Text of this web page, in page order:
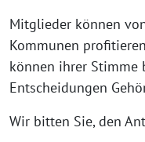
Mitglieder können
Kommunen
können ihrer Stimme
Entscheidungen
Wir bitten Sie, den